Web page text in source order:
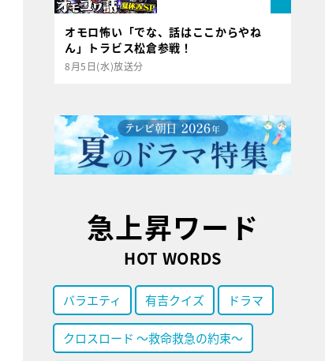
オモロ怖い「でな、話はここからやね
ん」トラビス松倉参戦！
8月5日(水)放送分
急上昇ワード
HOT WORDS
バラエティ 有吉クイズ ドラマ
クロスロード ～救命救急の約束～